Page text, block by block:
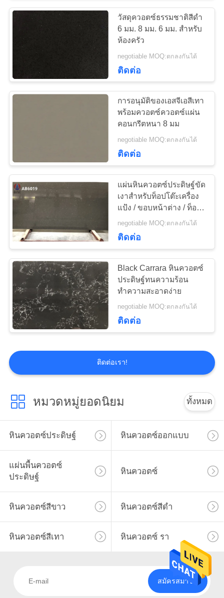
วัสดุควอตซ์ธรรมชาติสีดำ
6 มม. 8 มม. 6 มม. สำหรับ
ห้องครัว
negotiable MOQ:ตกลงกันได้
ติดต่อ
การอนุมัติของเอสจีเอสีเทา
พร้อมควอตซ์ควอตซ์แผ่น
คอนกรีตหนา 8 มม
negotiable MOQ:ตกลงกันได้
ติดต่อ
แผ่นหินควอตซ์ประดิษฐ์ขัด
เงาสำหรับท็อปโต๊ะเครื่อง
แป้ง / ขอบหน้าต่าง / ท็อป
เคาน์เตอร์
negotiable MOQ:ตกลงกันได้
ติดต่อ
Black Carrara หินควอตซ์
ประดิษฐ์ทนความร้อน
ทำความสะอาดง่าย
negotiable MOQ:ตกลงกันได้
ติดต่อ
ติดต่อเรา!
หมวดหมู่ยอดนิยม ทั้งหมด
หินควอตซ์ประดิษฐ์ หินควอตซ์ออกแบบ
แผ่นพื้นควอตซ์
ประดิษฐ์
หินควอตซ์
หินควอตซ์สีขาว หินควอตซ์สีดำ
หินควอตซ์สีเทา หินควอตซ์ รา
สมัครสมาชิก